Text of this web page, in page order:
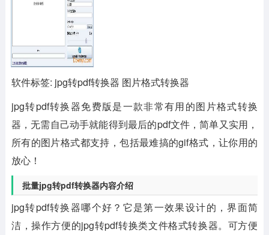
软件标签: jpg转pdf转换器 图片格式转换器
jpg转pdf转换器免费版是一款非常有用的图片格式转换
器，无需自己动手就能得到最后的pdf文件，简单又实用，
所有的图片格式都支持，包括最难搞的gif格式，让你用的
放心！
批量jpg转pdf转换器内容介绍
jpg转pdf转换器哪个好？它是第一效果设计的，界面简
洁，操作方便的jpg转pdf转换类文件格式转换器。可方便